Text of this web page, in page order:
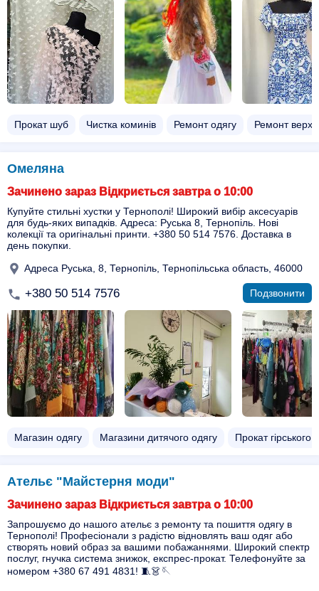
Прокат шуб Чистка коминів Ремонт одягу Ремонт
Омеляна
Зачинено зараз Відкриється завтра о 10:00
Купуйте стильні хустки у Тернополі! Широкий вибір аксесуарів
для будь-яких випадків. Адреса: Руська 8, Тернопіль. Нові
колекції та оригінальні принти. +380 50 514 7576. Доставка в
день покупки.
Адреса Руська, 8, Тернопіль, Тернопільська область, 46000
+380 50 514 7576 Подзвонити
Магазин одягу Магазини дитячого одягу Прокат гірського
Ательє "Майстерня моди"
Зачинено зараз Відкриється завтра о 10:00
Запрошуємо до нашого ательє з ремонту та пошиття одягу в
Тернополі! Професіонали з радістю відновлять ваш одяг або
створять новий образ за вашими побажаннями. Широкий спектр
послуг, гнучка система знижок, експрес-прокат. Телефонуйте за
номером +380 67 491 4831! 🧵👗🪡